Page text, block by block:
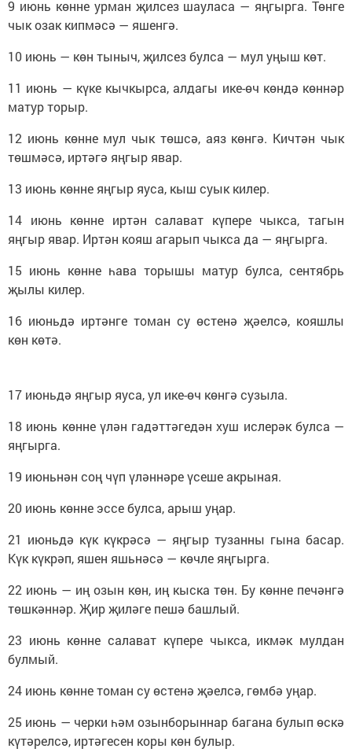
9 июнь көнне урман җилсез шауласа — яңгырга. Төнге
чык озак кипмәсә — яшенгә.
10 июнь — көн тыныч, җилсез булса — мул уңыш көт.
11 июнь — күке кычкырса, алдагы ике-өч көндә көннәр
матур торыр.
12 июнь көнне мул чык төшсә, аяз көнгә. Кичтән чык
төшмәсә, иртәгә яңгыр явар.
13 июнь көнне яңгыр яуса, кыш суык килер.
14 июнь көнне иртән салават күпере чыкса, тагын
яңгыр явар. Иртән кояш агарып чыкса да — яңгырга.
15 июнь көнне һава торышы матур булса, сентябрь
җылы килер.
16 июньдә иртәнге томан су өстенә җәелсә, кояшлы
көн көтә.
17 июньдә яңгыр яуса, ул ике-өч көнгә сузыла.
18 июнь көнне үлән гадәттәгедән хуш ислерәк булса —
яңгырга.
19 июньнән соң чүп үләннәре үсеше акрыная.
20 июнь көнне эссе булса, арыш уңар.
21 июньдә күк күкрәсә — яңгыр тузанны гына басар.
Күк күкрәп, яшен яшьнәсә — көчле яңгырга.
22 июнь — иң озын көн, иң кыска төн. Бу көнне печәнгә
төшкәннәр. Җир җиләге пешә башлый.
23 июнь көнне салават күпере чыкса, икмәк мулдан
булмый.
24 июнь көнне томан су өстенә җәелсә, гөмбә уңар.
25 июнь — черки һәм озынборыннар багана булып өскә
күтәрелсә, иртәгесен коры көн булыр.